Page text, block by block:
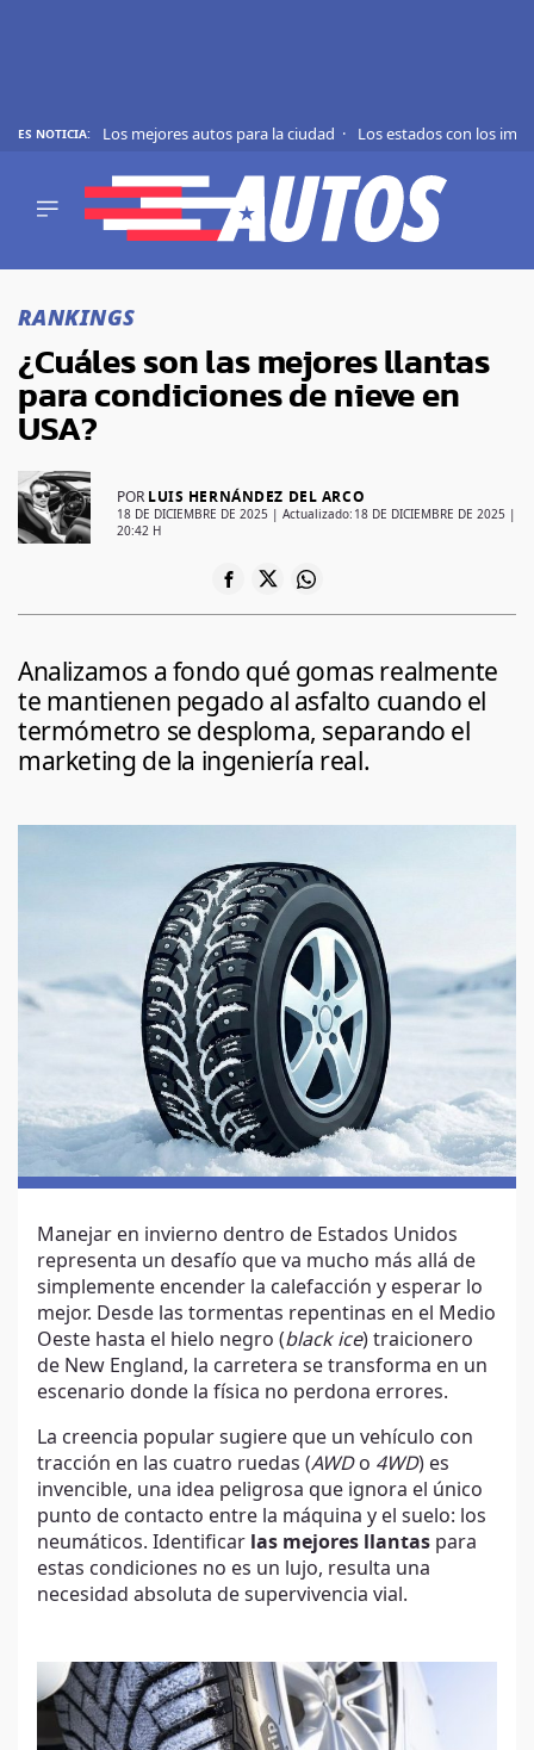
ES NOTICIA: Los mejores autos para la ciudad Los estados con los
SHOWS
CURIOSIDADES
MARCAS
RANKINGS
SÍGUENOS
RANKINGS
¿Cuáles son las mejores llantas
para condiciones de nieve en
USA?
POR LUIS HERNÁNDEZ DEL ARCO
18 DE DICIEMBRE DE 2025 | Actualizado: 18 DE DICIEMBRE DE 2025 |
20:42 H
Analizamos a fondo qué gomas realmente
te mantienen pegado al asfalto cuando el
termómetro se desploma, separando el
marketing de la ingeniería real.
Manejar en invierno dentro de Estados Unidos
representa un desafío que va mucho más allá de
simplemente encender la calefacción y esperar lo
mejor. Desde las tormentas repentinas en el Medio
Oeste hasta el hielo negro (black ice) traicionero
de New England, la carretera se transforma en un
escenario donde la física no perdona errores.
La creencia popular sugiere que un vehículo con
tracción en las cuatro ruedas (AWDo 4WD) es
invencible, una idea peligrosa que ignora el único
punto de contacto entre la máquina y el suelo: los
neumáticos. Identificar las mejores llantas para
estas condiciones no es un lujo, resulta una
necesidad absoluta de supervivencia vial.